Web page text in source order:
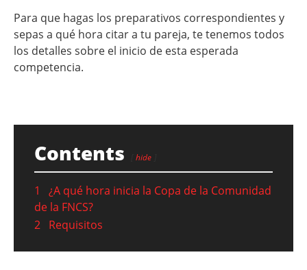
Para que hagas los preparativos correspondientes y
sepas a qué hora citar a tu pareja, te tenemos todos
los detalles sobre el inicio de esta esperada
competencia.
Contents hide
1
¿A qué hora inicia la Copa de la Comunidad
de la FNCS?
2 Requisitos